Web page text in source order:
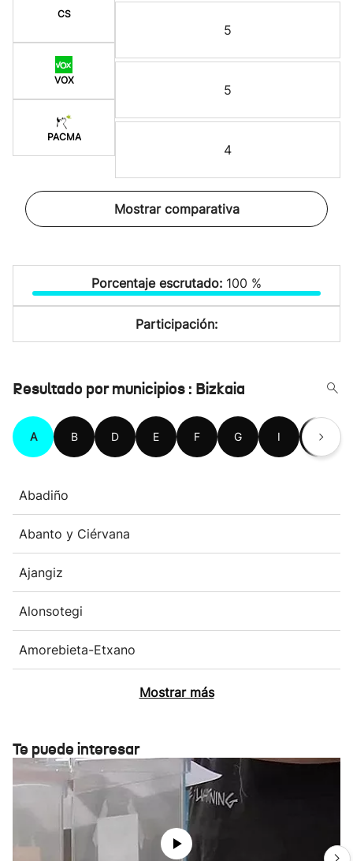
CS
VOX
PACMA
5
5
4
Mostrar comparativa
Porcentaje escrutado: 100 %
Participación:
Resultado por municipios : Bizkaia
A B D E F G I K
Abadiño
Abanto y Ciérvana
Ajangiz
Alonsotegi
Amorebieta-Etxano
Mostrar más
Te puede interesar